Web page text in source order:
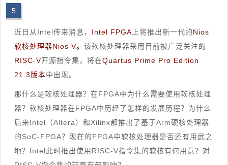
5
近日从Intel传来消息， Intel FPGA 上将推出新一代的Nios
软核处理器Nios V。 该软核处理器采用目前被广泛关注的
RISC-V开源指令集，将在Quartus Prime Pro Edition
21.3版本中出现。
那什么是软核处理器？在FPGA中为什么需要使用软核处理
器？软核处理器在FPGA中历经了怎样的发展历程？为什么
后来Intel（Altera）和Xilinx都推出了基于Arm硬核处理器
的SoC-FPGA？现在的FPGA中软核处理器是否还有用武之
地？Intel此时推出使用RISC-V指令集的软核有何用意？对